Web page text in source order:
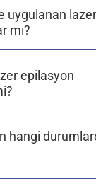
uygulanan lazer
mı?
epilasyon
hangi